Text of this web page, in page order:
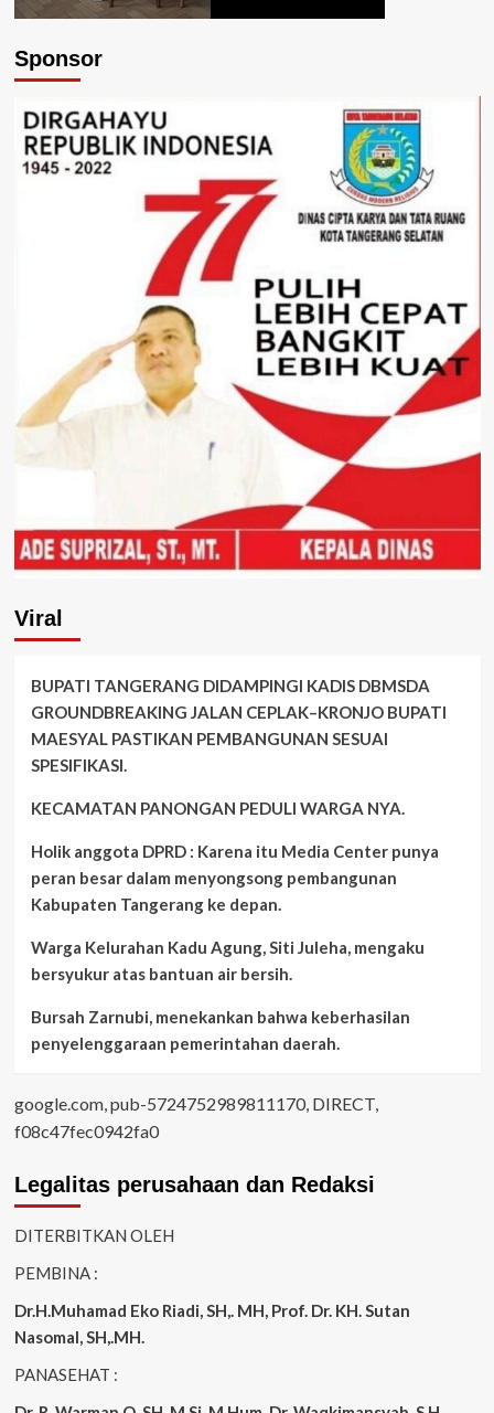
Sponsor
Viral
BUPATI TANGERANG DIDAMPINGI KADIS DBMSDA
GROUNDBREAKING JALAN CEPLAK–KRONJO BUPATI
MAESYAL PASTIKAN PEMBANGUNAN SESUAI
SPESIFIKASI.
KECAMATAN PANONGAN PEDULI WARGA NYA.
Holik anggota DPRD : Karena itu Media Center punya
peran besar dalam menyongsong pembangunan
Kabupaten Tangerang ke depan.
Warga Kelurahan Kadu Agung, Siti Juleha, mengaku
bersyukur atas bantuan air bersih.
Bursah Zarnubi, menekankan bahwa keberhasilan
penyelenggaraan pemerintahan daerah.
google.com, pub-5724752989811170, DIRECT,
f08c47fec0942fa0
Legalitas perusahaan dan Redaksi
DITERBITKAN OLEH
PEMBINA :
Dr.H.Muhamad Eko Riadi , SH,. MH , Prof. Dr. KH. Sutan
Nasomal, SH,.MH.
PANASEHAT :